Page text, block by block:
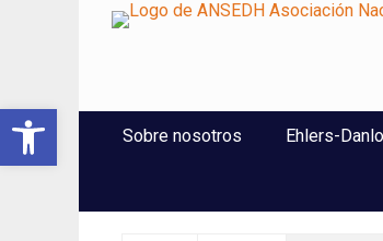
Abrir barra de herramientas
ANSEDH
Asociación Nacional del Síndrome de
Menú Principal
Sobre nosotros Ehlers-